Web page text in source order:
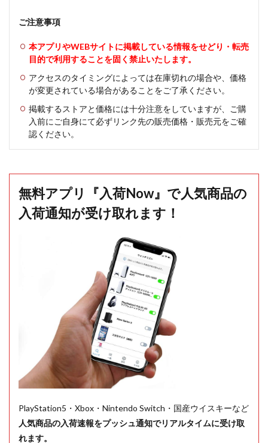
ご注意事項
本アプリやWEBサイトに掲載している情報をせどり・転売
目的で利用することを固く禁止いたします。
アクセスのタイミングによっては在庫切れの場合や、価格
が変更されている場合があることをご了承ください。
掲載するストアと価格には十分注意をしていますが、ご購
入前にご自身にて必ずリンク先の販売価格・販売元をご確
認ください。
無料アプリ『入荷Now』で人気商品の
入荷通知が受け取れます！
PlayStation5・Xbox・Nintendo Switch・国産ウイスキーなど
人気商品の入荷速報をプッシュ通知でリアルタイムに受け取
れます。